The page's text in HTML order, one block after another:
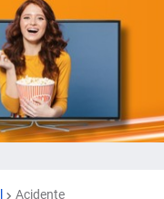
Acidente